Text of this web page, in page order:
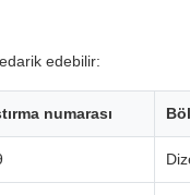
edebilir:
numarası